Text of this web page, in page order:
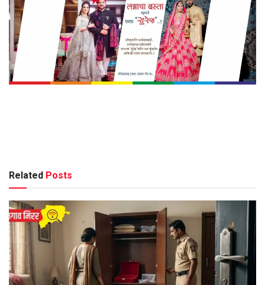
Related Posts